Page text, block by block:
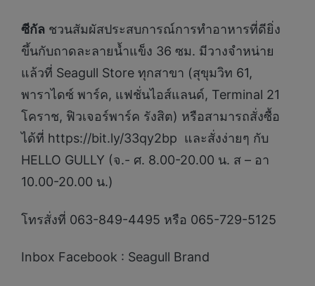
ซีกัล ชวนสัมผัสประสบการณ์การทำอาหารที่ดียิ่ง
ขึ้นกับถาดละลายน้ำแข็ง 36 ซม. มีวางจำหน่าย
แล้วที่ Seagull Store ทุกสาขา (สุขุมวิท 61,
พาราไดซ์ พาร์ค, แฟชั่นไอส์แลนด์, Terminal 21
โคราช, ฟิวเจอร์พาร์ค รังสิต) หรือสามารถสั่งซื้อ
ได้ที่ https://bit.ly/33qy2bp และสั่งง่ายๆ กับ
HELLO GULLY (จ.- ศ. 8.00-20.00 น. ส – อา
10.00-20.00 น.)
โทรสั่งที่ 063-849-4495 หรือ 065-729-5125
Inbox Facebook : Seagull Brand